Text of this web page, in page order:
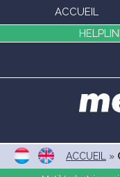
ACCUEIL
ACCUEIL »